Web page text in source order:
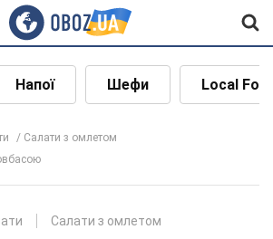
Напої Шефи Local
Салати з омлетом
Салати з омлетом